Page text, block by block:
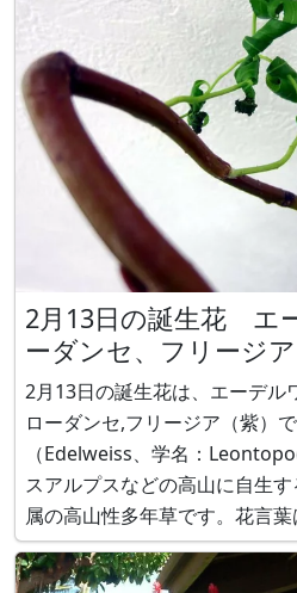
2月13日の誕生花 エ
ーダンセ、フリージ
2月13日の誕生花は、エーデル
ローダンセ,フリージア（紫）です。 エーデル
（Edelweiss、学名：
スアルプスなどの高山に自生
属の高山性多年草です。花言
す。 ウンリュウヤナギ(雲竜柳、学名：Salix matsudana
var. tortuosa）は、中国原産で